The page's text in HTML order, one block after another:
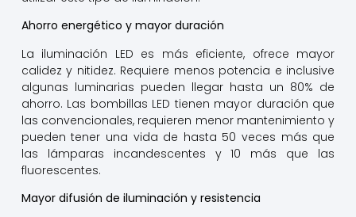
Ahorro energético y mayor duración
La iluminación LED es más eficiente, ofrece mayor
calidez y nitidez. Requiere menos potencia e inclusive
algunas luminarias pueden llegar hasta un 80% de
ahorro. Las bombillas LED tienen mayor duración que
las convencionales, requieren menor mantenimiento y
pueden tener una vida de hasta 50 veces más que
las lámparas incandescentes y 10 más que las
fluorescentes.
Mayor difusión de iluminación y resistencia